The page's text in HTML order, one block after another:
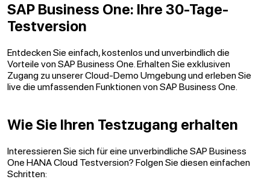
SAP Business One: Ihre 30-Tage-
Testversion
Entdecken Sie einfach, kostenlos und unverbindlich die
Vorteile von SAP Business One. Erhalten Sie exklusiven
Zugang zu unserer Cloud-Demo Umgebung und erleben Sie
live die umfassenden Funktionen von SAP Business One.
Wie Sie Ihren Testzugang erhalten
Interessieren Sie sich für eine unverbindliche SAP Business
One HANA Cloud Testversion? Folgen Sie diesen einfachen
Schritten: